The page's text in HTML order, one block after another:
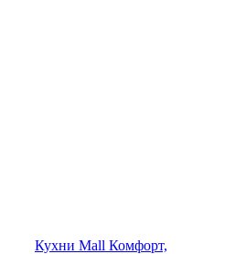
Кухни Mall Комфорт,